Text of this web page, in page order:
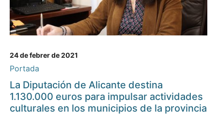
24 de febrer de 2021
Portada
La Diputación de Alicante destina
1.130.000 euros para impulsar actividades
culturales en los municipios de la provincia